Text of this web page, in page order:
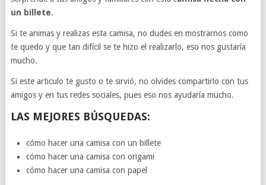
un billete.
Si te animas y realizas esta camisa, no dudes en mostrarnos como
te quedo y que tan difícil se te hizo el realizarlo, eso nos gustaría
mucho.
Si este articulo te gusto o te sirvió, no olvides compartirlo con tus
amigos y en tus redes sociales, pues eso nos ayudaría mucho.
LAS MEJORES BÚSQUEDAS:
cómo hacer una camisa con un billete
cómo hacer una camisa con origami
cómo hacer una camisa con papel